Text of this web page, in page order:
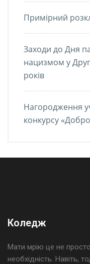
Примірний
Заходи до Дня
нацизмом у
років
Нагородження
конкурсу
Коледж
Мати мрію це не
необхідність. Навіть,